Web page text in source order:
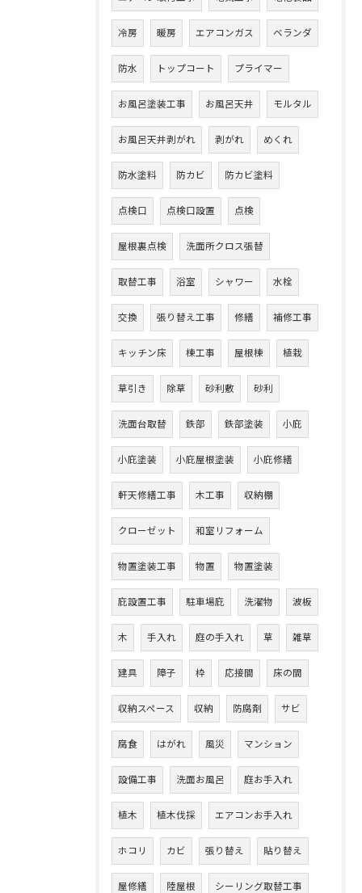
冷房 暖房 エアコンガス ベランダ
防水 トップコート プライマー
お風呂塗装工事 お風呂天井 モルタル
お風呂天井剥がれ 剥がれ めくれ
防水塗料 防カビ 防カビ塗料
点検口 点検口設置 点検
屋根裏点検 洗面所クロス張替
取替工事 浴室 シャワー 水栓
交換 張り替え工事 修繕 補修工事
キッチン床 棟工事 屋根棟 植栽
草引き 除草 砂利敷 砂利
洗面台取替 鉄部 鉄部塗装 小庇
小庇塗装 小庇屋根塗装 小庇修繕
軒天修繕工事 木工事 収納棚
クローゼット 和室リフォーム
物置塗装工事 物置 物置塗装
庇設置工事 駐車場庇 洗濯物 波板
木 手入れ 庭の手入れ 草 雑草
建具 障子 枠 応接間 床の間
収納スペース 収納 防腐剤 サビ
腐食 はがれ 風災 マンション
設備工事 洗面お風呂 庭お手入れ
植木 植木伐採 エアコンお手入れ
ホコリ カビ 張り替え 貼り替え
屋修繕 陸屋根 シーリング取替工事